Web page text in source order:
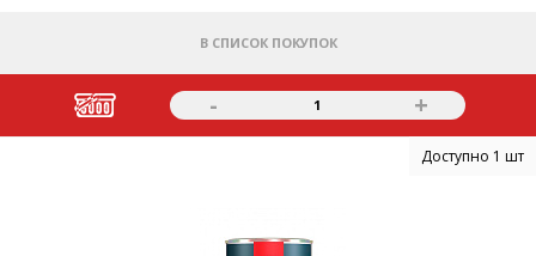
В СПИСОК ПОКУПОК
- 1 +
Доступно 1 шт